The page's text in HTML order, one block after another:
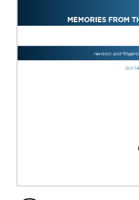
AUTRES PRODUITS